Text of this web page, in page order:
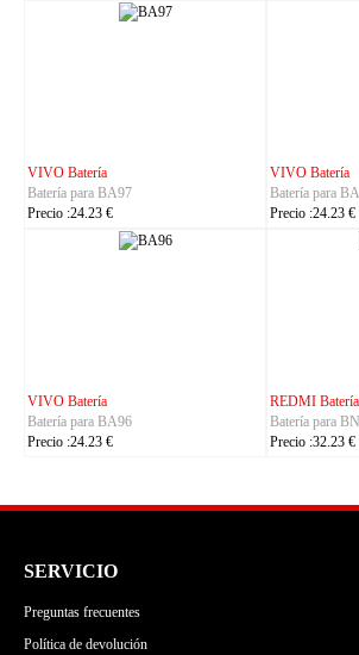
Batería para Titan-P13000
Batería para C35
SERVICIO
Preguntas frecuentes
Política de devolución